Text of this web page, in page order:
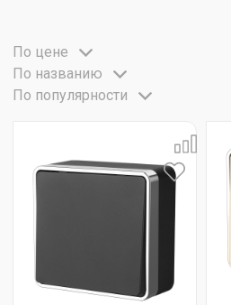
По цене
По названию
По популярности